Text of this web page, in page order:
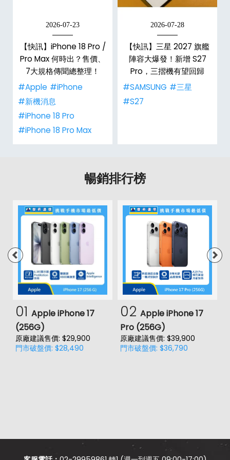
2026-07-23
【快訊】iPhone 18 Pro /
Pro Max 何時出？售價、
7大規格傳聞總整理！
#Apple #iPhone
#新機消息
#iPhone 18 Pro
#iPhone 18 Pro Max
2026-07-28
【快訊】三星 2027 旗艦
陣容大爆發！新增 S27
Pro，三摺機有望回歸
#SAMSUNG #三星
#S27
暢銷排行榜
01 Apple iPhone 17
(256G)
原廠建議售價: $29,900
門市破盤價: $28,490
02 Apple iPhone 17
Pro (256G)
原廠建議售價: $39,900
門市破盤價: $36,790